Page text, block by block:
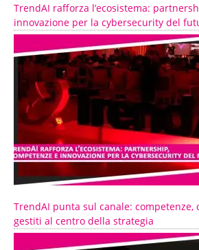
TrendAI rafforza l’ecosistema:
innovazione per la cybersecurity del
TrendAI punta sul canale: competenze,
gestiti al centro della strategia